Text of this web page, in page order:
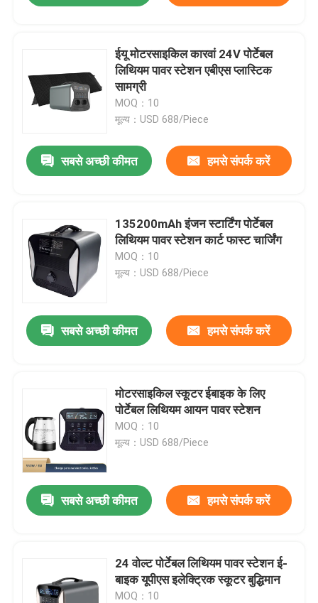
वीडियो
हमारे बारे में
गुणवत्ता नियंत्रण
ईयू मोटरसाइकिल कारवां 24V पोर्टेबल
लिथियम पावर स्टेशन एबीएस प्लास्टिक
सामग्री
MOQ：10
मूल्य：USD 688/Piece
सबसे अच्छी कीमत हमसे संपर्क करें
135200mAh इंजन स्टार्टिंग पोर्टेबल
लिथियम पावर स्टेशन कार्ट फास्ट चार्जिंग
MOQ：10
मूल्य：USD 688/Piece
सबसे अच्छी कीमत हमसे संपर्क करें
मोटरसाइकिल स्कूटर ईबाइक के लिए
पोर्टेबल लिथियम आयन पावर स्टेशन
MOQ：10
मूल्य：USD 688/Piece
सबसे अच्छी कीमत हमसे संपर्क करें
24 वोल्ट पोर्टेबल लिथियम पावर स्टेशन ई-
बाइक यूपीएस इलेक्ट्रिक स्कूटर बुद्धिमान
MOQ：10